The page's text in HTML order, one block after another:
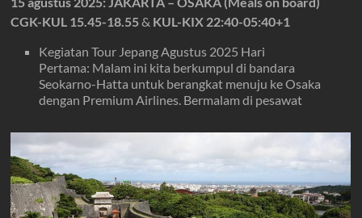
CGK-KUL 15.45-18.55& KUL-KIX 22:40-05:40+1
Kegiatan Tour Jepang Agustus 2025 Hari
Pertama: Malam ini kita berkumpul di bandara
Seokarno-Hatta untuk berangkat menuju ke Osaka
dengan Premium Airlines. Bermalam di pesawat